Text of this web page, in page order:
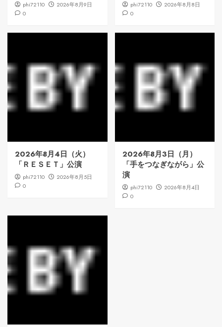
phi72110
2026年8月9日
0
phi72110
2026年8月8日
0
2026年8月4日（火）
「ＲＥＳＥＴ」公演
phi72110
2026年8月5日
0
2026年8月3日（月）
「手をつなぎながら」公
演
phi72110
2026年8月4日
0